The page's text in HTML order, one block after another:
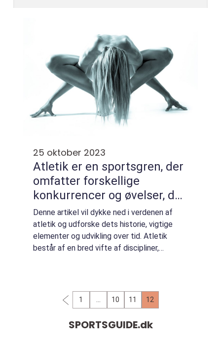
25 oktober 2023
Atletik er en sportsgren, der
omfatter forskellige
konkurrencer og øvelser, der
tester en persons fysiske
evner og styrke på
forskellige områder
Denne artikel vil dykke ned i verdenen af
atletik og udforske dets historie, vigtige
elementer og udvikling over tid. Atletik
består af en bred vifte af discipliner,
1 10 11 12
SPORTSGUIDE.dk